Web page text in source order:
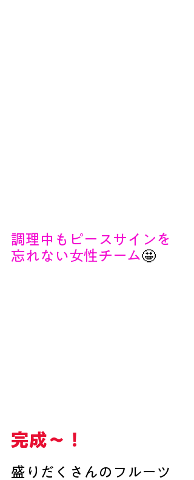
調理中もピースサインを
忘れない女性チーム🤩
完成～！
盛りだくさんのフルーツ